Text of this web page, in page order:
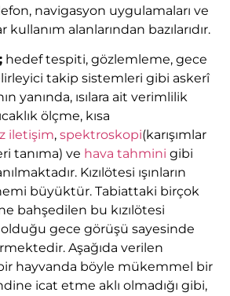
navigasyon uygulamaları ve
kullanım alanlarından bazılarıdır.
hedef tespiti, gözlemleme, gece
takip sistemleri gibi askerî
yanında, ısılara ait verimlilik
ölçme, kısa
iletişim, spektroskopi(karışımlar
tanıma) ve hava tahmini gibi
Kızılötesi ışınların
büyüktür. Tabiattaki birçok
bahşedilen bu kızılötesi
gece görüşü sayesinde
Aşağıda verilen
hayvanda böyle mükemmel bir
icat etme aklı olmadığı gibi,